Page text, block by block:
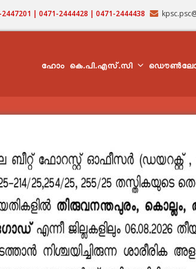
| 0471-2444428 | 0471-2444438
NAVIGATION
ഹോം കെ.പി.എസ്.സി